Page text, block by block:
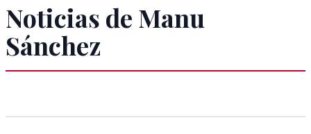
Noticias de Manu
Sánchez